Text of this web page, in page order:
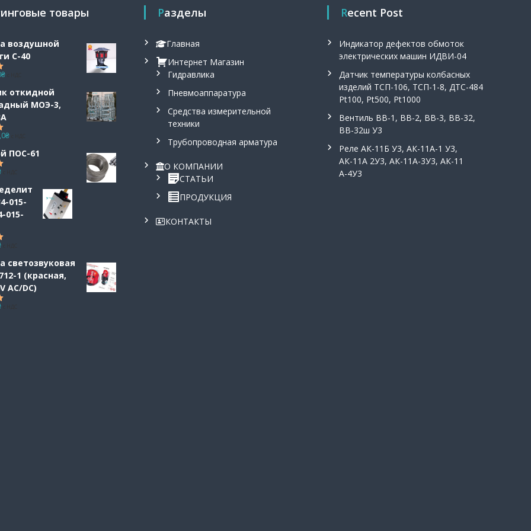
товары
воздушной
С-40
₴
откидной
МОЭ-3,
₴
ПОС-61
015-
015-
светозвуковая
1 (красная,
AC/DC)
Разделы
Главная
Интернет Магазин
Гидравлика
Пневмоаппаратура
Средства измерительной
техники
Трубопроводная арматура
О КОМПАНИИ
СТАТЬИ
ПРОДУКЦИЯ
КОНТАКТЫ
Recent Post
Индикатор дефектов обмоток
электрических машин ИДВИ-04
Датчик температуры колбасных
изделий ТСП-106, ТСП-1-8, ДТС-484
Pt100, Pt500, Pt1000
Вентиль ВВ-1, ВВ-2, ВВ-3, ВВ-32,
ВВ-32ш У3
Реле АК-11Б У3, АК-11А-1 У3,
АК-11А 2У3, АК-11А-3У3, АК-11
А-4У3